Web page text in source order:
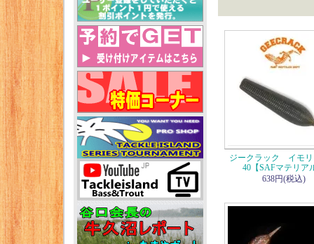
ジークラック イモリ
40【SAFマテリア
638円(税込)